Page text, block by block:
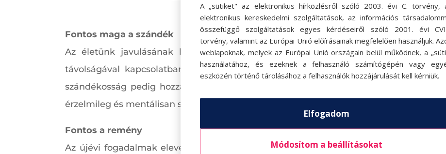
Fontos maga a szándék
Az életünk javulásának kulcsa, ha merünk őszintének lenni magunkkal a
távolságával kapcsolatban. Ha szándékosan akarunk növekedni és fejlődni, az
szándékosság pedig hozzájárul a boldogsághoz és a kiteljesedéshez. Ha világos
érzelmileg és mentálisan sokkal jobban érezhetjük magunk.
Fontos a remény
Az újévi fogadalmak eleve bizakodóak és optimisták. Mikor megtesszük őket, arra
A „sütiket" az elektronikus hírközlésről szóló 2003. évi C. törvény,
elektronikus kereskedelmi szolgáltatások, az információs
összefüggő szolgáltatások egyes kérdéseiről szóló 2001. évi
törvény, valamint az Európai Unió előírásainak megfelelően használjuk.
weblapoknak, melyek az Európai Unió országain belül működnek, a
használatához, és ezeknek a felhasználó számítógépén vagy
eszközén történő tárolásához a felhasználók hozzájárulását kell kérniük.
Elfogadom
Módosítom a beállításokat